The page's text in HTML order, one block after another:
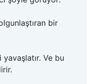
bir
Ve bu